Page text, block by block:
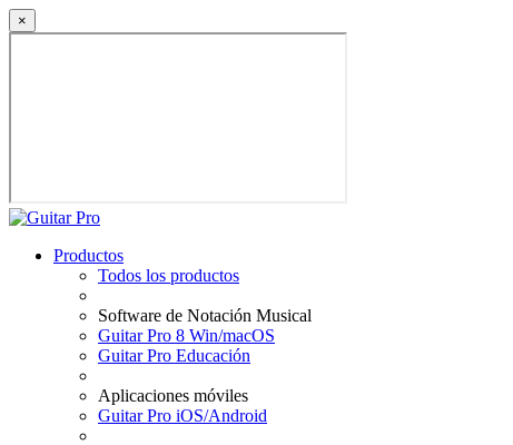
×
Productos
Todos los productos
Software de Notación Musical
Guitar Pro 8 Win/macOS
Guitar Pro Educación
Aplicaciones móviles
Guitar Pro iOS/Android